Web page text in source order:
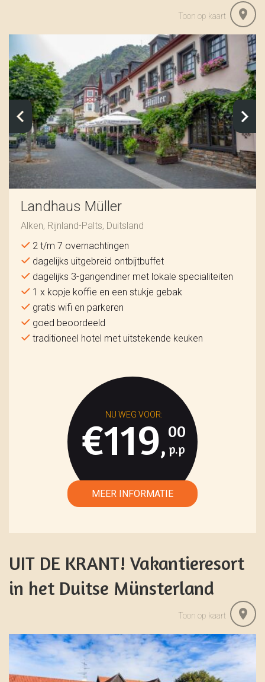
Toon op kaart
Landhaus Müller
Alken, Rijnland-Palts, Duitsland
2 t/m 7 overnachtingen
dagelijks uitgebreid ontbijtbuffet
dagelijks 3-gangendiner met lokale specialiteiten
1 x kopje koffie en een stukje gebak
gratis wifi en parkeren
goed beoordeeld
traditioneel hotel met uitstekende keuken
€119,
00
UIT DE KRANT! Vakantieresort
in het Duitse Münsterland
Toon op kaart